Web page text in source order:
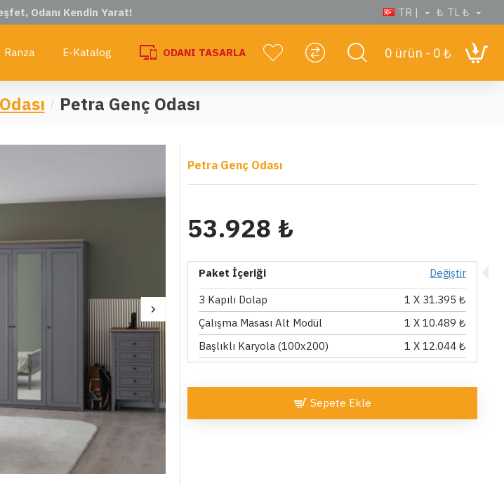
Odanı Kendin Yarat! TR | ₺ TL ₺
Ranza E-Katalog ODANI TASARLA 0 ürün - 0 ₺
Petra Genç Odası
Petra Genç Odası
53.928 ₺
Paket İçeriği
Değiştir
3 Kapılı Dolap
1 X 31.395 ₺
Çalışma Masası Alt Modül
1 X 10.489 ₺
Başlıklı Karyola (100x200)
1 X 12.044 ₺
Sepete Ekle